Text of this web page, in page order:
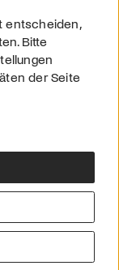
Impressum
entscheiden,
Bitte
der Seite